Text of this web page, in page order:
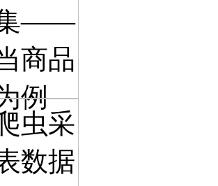
——
商品
例
虫采
数据